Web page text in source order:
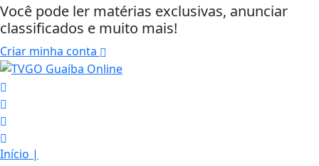
Você pode ler matérias exclusivas, anunciar
classificados e muito mais!
Criar minha conta
Início |